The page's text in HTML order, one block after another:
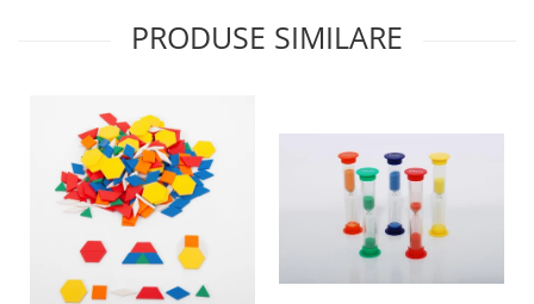
Dezvoltare timpurie
Joc imaginativ
Jucării interactive
Lumina
Lumini si culori
Magnetism
PRODUSE SIMILARE